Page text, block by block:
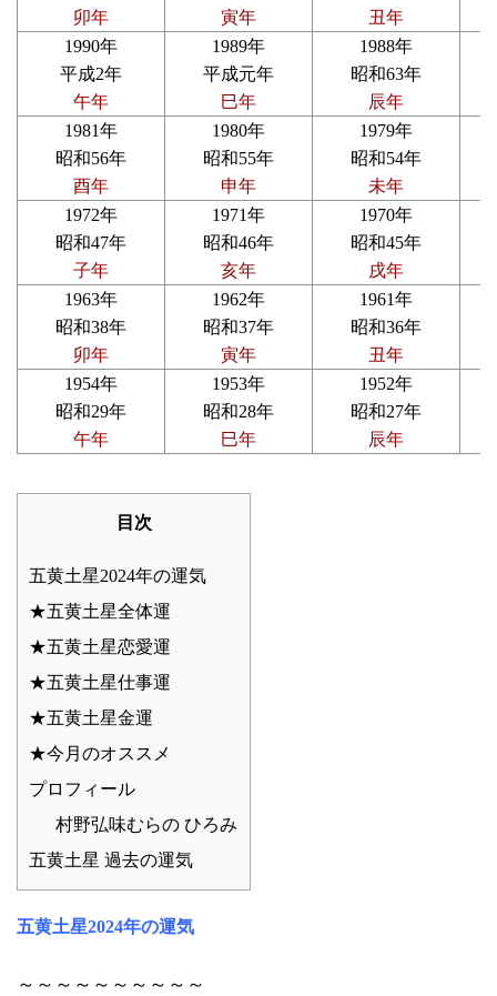
卯年
寅年
丑年
1990年
平成2年
午年
1989年
平成元年
巳年
1988年
昭和63年
辰年
1981年
昭和56年
酉年
1980年
昭和55年
申年
1979年
昭和54年
未年
1972年
昭和47年
子年
1971年
昭和46年
亥年
1970年
昭和45年
戌年
1963年
昭和38年
卯年
1962年
昭和37年
寅年
1961年
昭和36年
丑年
1954年
昭和29年
午年
1953年
昭和28年
巳年
1952年
昭和27年
辰年
目次
五黄土星2024年の運気
★五黄土星全体運
★五黄土星恋愛運
★五黄土星仕事運
★五黄土星金運
★今月のオススメ
プロフィール
村野弘味むらの ひろみ
五黄土星 過去の運気
五黄土星2024年の運気
～～～～～～～～～～